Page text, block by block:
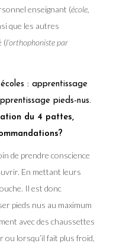
enseignant (école,
que les autres
(l’orthophoniste par
: apprentissage
pieds-nus.
du 4 pattes,
de prendre conscience
En mettant leurs
Il est donc
pieds nus au maximum
avec des chaussettes
ou lorsqu’il fait plus froid,